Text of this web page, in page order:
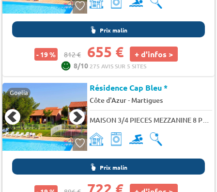
Prix malin
- 19 % 812 € 655 € + d'infos >
8/10 275 AVIS SUR 5 SITES
Goelia Résidence Cap Bleu *
Côte d'Azur- Martigues
MAISON 3/4 PIECES MEZZANINE 8 PERS.
Prix malin